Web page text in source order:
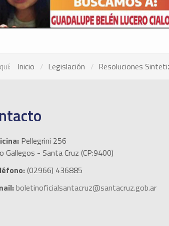
Inicio Legislación Resoluciones
Pellegrini 256
Gallegos - Santa Cruz (CP:9400)
(02966) 436885
boletinoficialsantacruz@santacruz.gob.ar